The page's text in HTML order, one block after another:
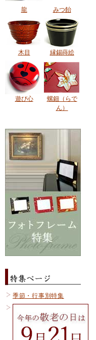
龍 みつ飴
木目 縁錫蒔絵
遊び心
螺鈿（らで
ん）
季節・行事別特集